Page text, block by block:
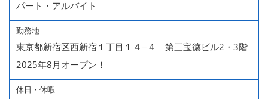
パート・アルバイト
勤務地
東京都新宿区西新宿１丁目１４−４ 第三宝徳ビル2・3階
2025年8月オープン！
休日・休暇